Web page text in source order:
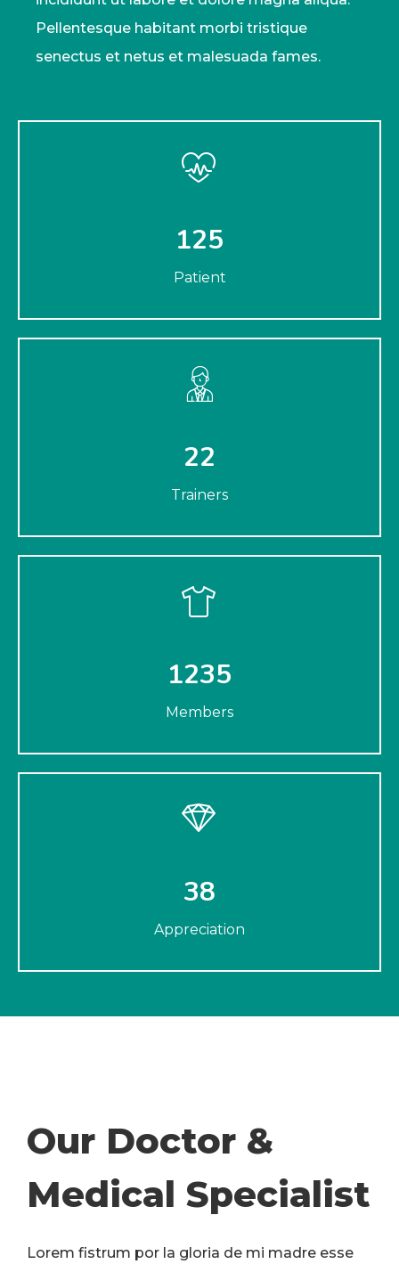
Pellentesque habitant morbi tristique
senectus et netus et malesuada fames.
125
Patient
22
Trainers
1235
Members
38
Appreciation
Our Doctor &
Medical Specialist
Lorem fistrum por la gloria de mi madre esse